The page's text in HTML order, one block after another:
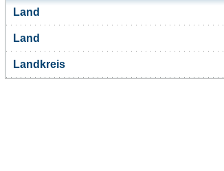
Land
Land
Landkreis